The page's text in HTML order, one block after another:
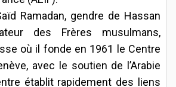
Ramadan, gendre de Hassan
des Frères musulmans,
où il fonde en 1961 le Centre
avec le soutien de l’Arabie
établit rapidement des liens